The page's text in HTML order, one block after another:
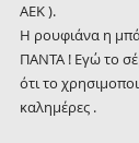
ΑΕΚ ).
Η ρουφιάνα η
ΠΑΝΤΑ ! Εγώ το
ότι το
καλημέρες .